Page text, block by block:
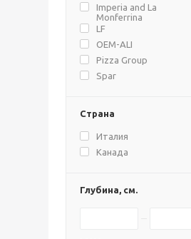
Imperia and La
Monferrina
LF
OEM-ALI
Pizza Group
Spar
Страна
Италия
Канада
Глубина, см.